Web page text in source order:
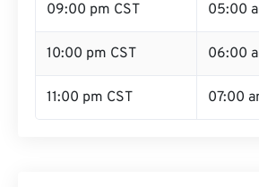
09:00 pm CST 05:00
10:00 pm CST 06:00
11:00 pm CST 07:00